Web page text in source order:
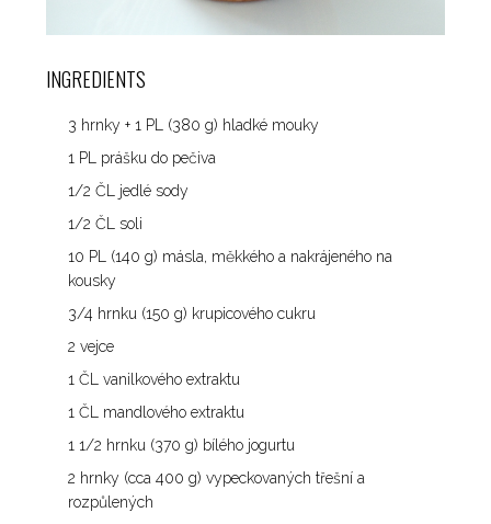
INGREDIENTS
3 hrnky + 1 PL (380 g) hladké mouky
1 PL prášku do pečiva
1/2 ČL jedlé sody
1/2 ČL soli
10 PL (140 g) másla, měkkého a nakrájeného na
kousky
3/4 hrnku (150 g) krupicového cukru
2 vejce
1 ČL vanilkového extraktu
1 ČL mandlového extraktu
1 1/2 hrnku (370 g) bílého jogurtu
2 hrnky (cca 400 g) vypeckovaných třešní a
rozpůlených